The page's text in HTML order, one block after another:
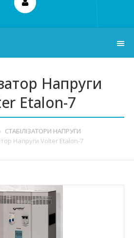
Напруги
Etalon-7
СТАБІЛІЗАТОРИ НАПРУГИ
Напруги Volter Etalon-7